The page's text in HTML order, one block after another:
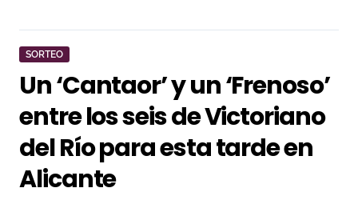
SORTEO
Un ‘Cantaor’ y un ‘Frenoso’
entre los seis de Victoriano
del Río para esta tarde en
Alicante